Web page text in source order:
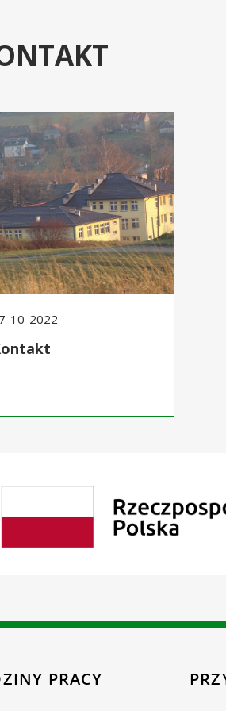
10-2022
PRACY